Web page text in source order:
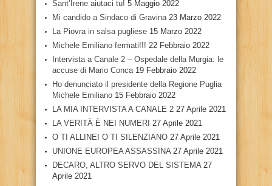
Sant’Irene aiutaci tu! 5 Maggio 2022
Mi candido a Sindaco di Gravina 23 Marzo 2022
La Piovra in salsa pugliese 15 Marzo 2022
Michele Emiliano fermati!!! 22 Febbraio 2022
Intervista a Canale 2 – Ospedale della Murgia: le
accuse di Mario Conca 19 Febbraio 2022
Ho denunciato il presidente della Regione Puglia
Michele Emiliano 15 Febbraio 2022
LA MIA INTERVISTA A CANALE 2 27 Aprile 2021
LA VERITÀ È NEI NUMERI 27 Aprile 2021
O TI ALLINEI O TI SILENZIANO 27 Aprile 2021
UNIONE EUROPEA ASSASSINA 27 Aprile 2021
DECARO, ALTRO SERVO DEL SISTEMA 27
Aprile 2021